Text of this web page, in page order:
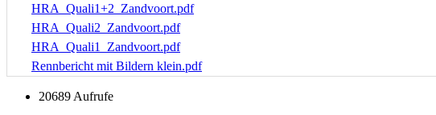
HRA_Quali1+2_Zandvoort.pdf
HRA_Quali2_Zandvoort.pdf
HRA_Quali1_Zandvoort.pdf
Rennbericht mit Bildern klein.pdf
20689 Aufrufe